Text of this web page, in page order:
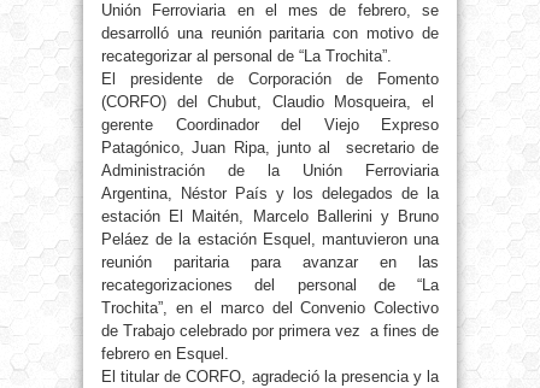
Unión Ferroviaria en el mes de febrero, se
desarrolló una reunión paritaria con motivo de
recategorizar al personal de “La Trochita”.
El presidente de Corporación de Fomento
(CORFO) del Chubut, Claudio Mosqueira, el
gerente Coordinador del Viejo Expreso
Patagónico, Juan Ripa, junto al secretario de
Administración de la Unión Ferroviaria
Argentina, Néstor País y los delegados de la
estación El Maitén, Marcelo Ballerini y Bruno
Peláez de la estación Esquel, mantuvieron una
reunión paritaria para avanzar en las
recategorizaciones del personal de “La
Trochita”, en el marco del Convenio Colectivo
de Trabajo celebrado por primera vez a fines de
febrero en Esquel.
El titular de CORFO, agradeció la presencia y la